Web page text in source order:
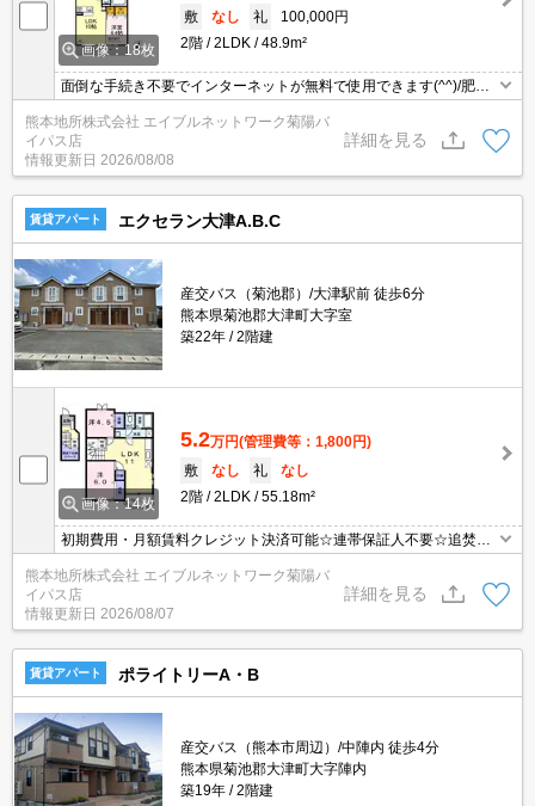
画像：18枚
敷
なし 礼
100,000円
2階
2LDK 48.9m²
面倒な手続き不要でインターネットが無料で使用できます(^^)/肥後
大津駅まで徒歩５分と通学や通勤に便利な立地です☆
熊本地所株式会社 エイブルネットワーク菊陽バ
イパス店
情報更新日 2026/08/08
詳細を見る
賃貸アパート エクセラン大津A.B.C
産交バス（菊池郡）/大津駅前 徒歩6分
熊本県菊池郡大津町大字室
築22年
2階建
画像：14枚
5.2万円(管理費等：1,800円)
敷
なし 礼
なし
2階
2LDK 55.18m²
初期費用・月額賃料クレジット決済可能☆連帯保証人不要☆追焚給
湯。浴室換気乾燥式。TVインターホン付き。エアコン付き。
熊本地所株式会社 エイブルネットワーク菊陽バ
イパス店
情報更新日 2026/08/07
詳細を見る
賃貸アパート ポライトリーA・B
産交バス（熊本市周辺）/中陣内 徒歩4分
熊本県菊池郡大津町大字陣内
築19年
2階建